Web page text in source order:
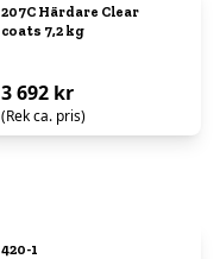
207C Härdare Clear
coats 7,2 kg
3 692 kr
(Rek ca. pris)
420-1